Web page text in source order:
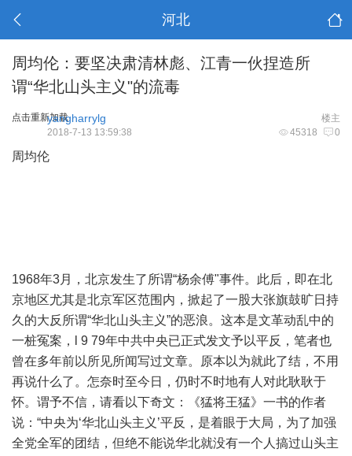
河北
周均伦：要坚决肃清林彪、江青一伙捏造所
谓“华北山头主义"的流毒
点击重新加载 楼主
yangharrylg
45318 0
2018-7-13 13:59:38
周均伦
1968年3月，北京发生了所谓“杨余傅"事件。此后，即在北
京地区尤其是北京军区范围内，掀起了一股大张旗鼓旷日持
久的大反所谓“华北山头主义”的恶浪。这本是文革动乱中的
一桩冤案，l 9 79年中共中央已正式发文予以平反，笔者也
曾在多年前以所见所闻写过文章。原本以为就此了结，不用
再说什么了。怎奈时至今日，仍时不时地有人对此耿耿于
怀。谓予不信，请看以下奇文：《猛将王猛》一书的作者
说：“中央为‘华北山头主义’平反，是着眼于大局，为了加强
全党全军的团结，但绝不能说华北就没有一个人搞过山头主